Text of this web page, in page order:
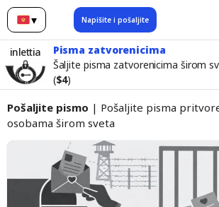
▾
CrnogorskiNapišite i pošaljite
inlettia
Pisma zatvorenicima
Šaljite pisma zatvorenicima širom
($4)
Pošaljite pismo | Pošaljite pisma
osobama širom sveta